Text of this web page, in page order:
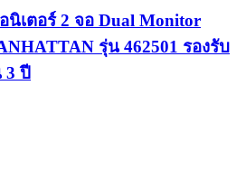
เตอร์ 2 จอ Dual Monitor
รุ่น 462501 รองรับ
3 ปี